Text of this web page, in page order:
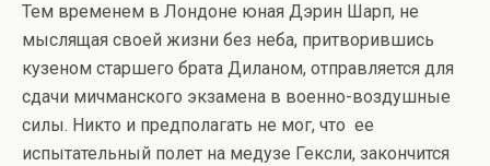
Тем временем в Лондоне юная Дэрин Шарп, не
мыслящая своей жизни без неба, притворившись
кузеном старшего брата Диланом, отправляется для
сдачи мичманского экзамена в военно-воздушные
силы. Никто и предполагать не мог, что ее
испытательный полет на медузе Гексли, закончится